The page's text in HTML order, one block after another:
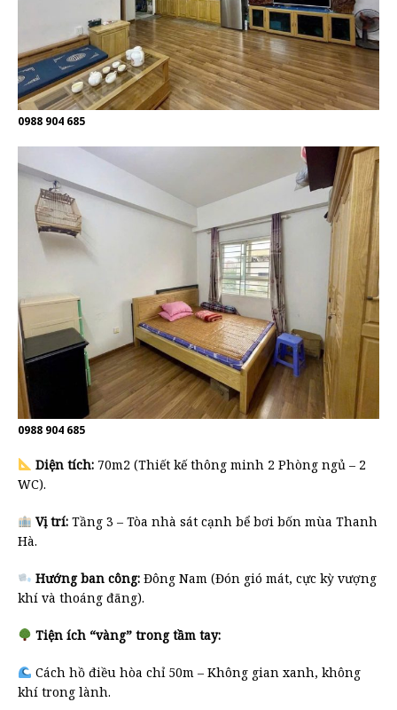
0988 904 685
0988 904 685
Diện tích:70m2 (Thiết kế thông minh 2 Phòng ngủ – 2
WC).
Vị trí:Tầng 3 – Tòa nhà sát cạnh bể bơi bốn mùa Thanh
Hà.
Hướng ban công:Đông Nam (Đón gió mát, cực kỳ vượng
khí và thoáng đãng).
Tiện ích “vàng” trong tầm tay:
Cách hồ điều hòa chỉ 50m – Không gian xanh, không
khí trong lành.